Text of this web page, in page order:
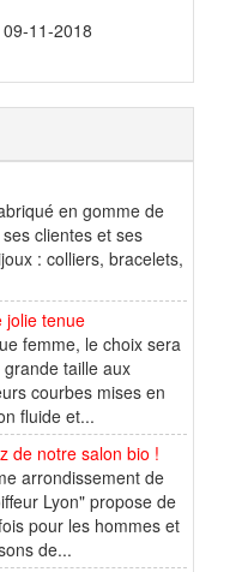
09-11-2018
en gomme de
clientes et ses
: colliers, bracelets,
jolie tenue
femme, le choix sera
taille aux
courbes mises en
fluide et...
de notre salon bio !
arrondissement de
Lyon" propose de
pour les hommes et
de...